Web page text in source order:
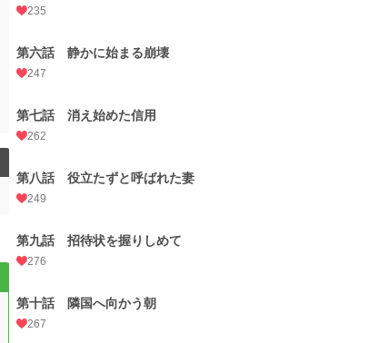
235
第六話 静かに始まる崩壊
247
第七話 消え始めた信用
262
第八話 役立たずと呼ばれた妻
249
第九話 招待状を握りしめて
276
第十話 隣国へ向かう朝
267